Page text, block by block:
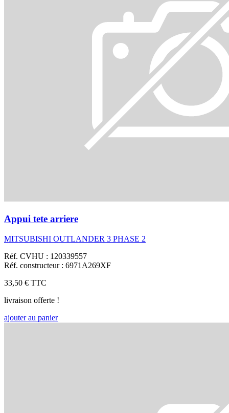
Appui tete arriere
MITSUBISHI OUTLANDER 3 PHASE 2
Réf. CVHU : 120339557
Réf. constructeur : 6971A269XF
33,50 € TTC
livraison offerte !
ajouter au panier